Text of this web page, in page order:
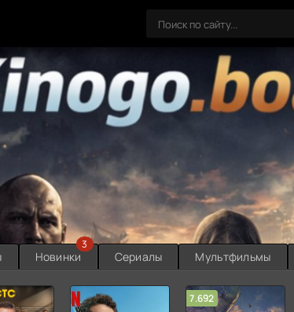
Новинки
3
Сериалы Мультфильмы
7.692